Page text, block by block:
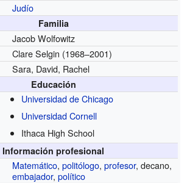
Judío
Familia
Jacob Wolfowitz
Clare Selgin (1968–2001)
Sara, David, Rachel
Educación
Universidad de Chicago
Universidad Cornell
Ithaca High School
Información profesional
Matemático,politólogo,profesor, decano,
embajador,político